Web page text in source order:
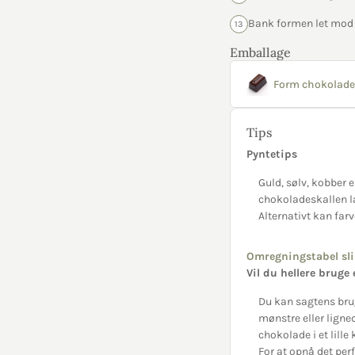
13 Bank formen let mod
Emballage
Form
Tips
Pyntetips
Guld, sølv, kobber
chokoladeskallen
Alternativt kan
Omregningstabel
Vil du hellere bruge
Du kan sagtens
mønstre eller
chokolade i et lille
For at opnå det